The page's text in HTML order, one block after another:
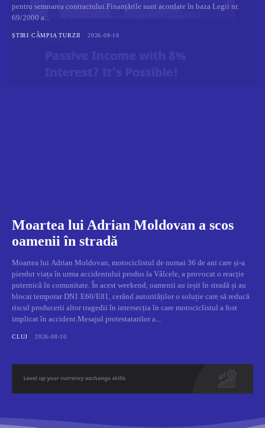
pentru semnarea contractului.Finanțările sunt acordate în baza Legii nr.
69/2000 a...
ȘTIRI CÂMPIA TURZII 2026-08-10
Moartea lui Adrian Moldovan a scos
oamenii în stradă
Moartea lui Adrian Moldovan, motociclistul de numai 36 de ani care și-a
pierdut viața în urma accidentului produs la Vâlcele, a provocat o reacție
puternică în comunitate. În acest weekend, oamenii au ieșit în stradă și au
blocat temporar DN1 E60/E81, cerând autorităților o soluție care să reducă
riscul producerii altor tragedii în intersecția în care motociclistul a fost
implicat în accident.Mesajul protestatarilor a...
CLUJ 2026-08-10